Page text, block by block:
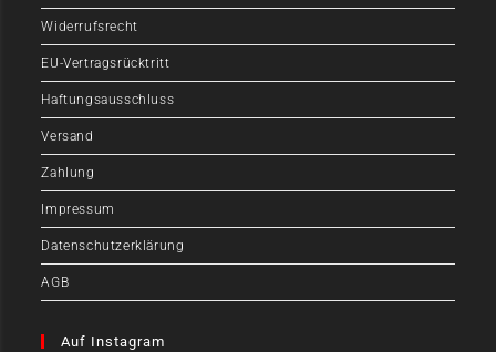
Widerrufsrecht
EU-Vertragsrücktritt
Haftungsausschluss
Versand
Zahlung
Impressum
Datenschutzerklärung
AGB
Auf Instagram